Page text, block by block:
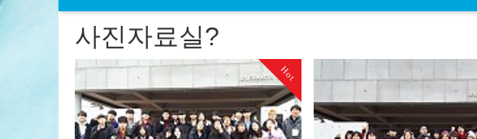
사진자료실?
Hot